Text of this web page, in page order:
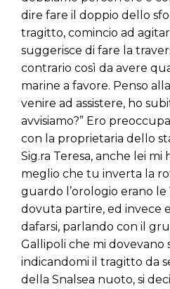
dire fare il doppio dello
tragitto, comincio ad
suggerisce di fare la
contrario così da avere
marine a favore. Penso
venire ad assistere, ho
avvisiamo?” Ero
con la proprietaria dello
Sig.ra Teresa, anche lei mi
meglio che tu inverta la
guardo l’orologio erano le
dovuta partire, ed invece
dafarsi, parlando con il
Gallipoli che mi dovevano
indicandomi il tragitto da
della Snalsea nuoto, si